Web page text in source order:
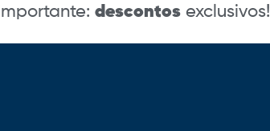
descontos exclusivos!